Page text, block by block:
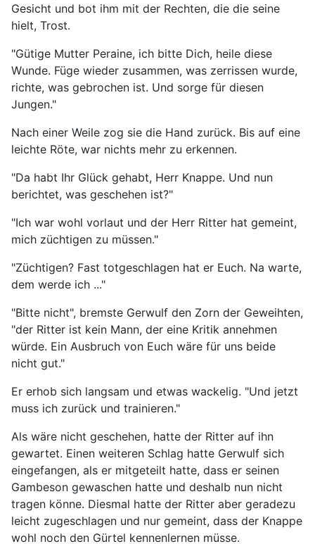
Gesicht und bot ihm mit der Rechten, die die seine
hielt, Trost.
"Gütige Mutter Peraine, ich bitte Dich, heile diese
Wunde. Füge wieder zusammen, was zerrissen wurde,
richte, was gebrochen ist. Und sorge für diesen
Jungen."
Nach einer Weile zog sie die Hand zurück. Bis auf eine
leichte Röte, war nichts mehr zu erkennen.
"Da habt Ihr Glück gehabt, Herr Knappe. Und nun
berichtet, was geschehen ist?"
"Ich war wohl vorlaut und der Herr Ritter hat gemeint,
mich züchtigen zu müssen."
"Züchtigen? Fast totgeschlagen hat er Euch. Na warte,
dem werde ich ..."
"Bitte nicht", bremste Gerwulf den Zorn der Geweihten,
"der Ritter ist kein Mann, der eine Kritik annehmen
würde. Ein Ausbruch von Euch wäre für uns beide
nicht gut."
Er erhob sich langsam und etwas wackelig. "Und jetzt
muss ich zurück und trainieren."
Als wäre nicht geschehen, hatte der Ritter auf ihn
gewartet. Einen weiteren Schlag hatte Gerwulf sich
eingefangen, als er mitgeteilt hatte, dass er seinen
Gambeson gewaschen hatte und deshalb nun nicht
tragen könne. Diesmal hatte der Ritter aber geradezu
leicht zugeschlagen und nur gemeint, dass der Knappe
wohl noch den Gürtel kennenlernen müsse.